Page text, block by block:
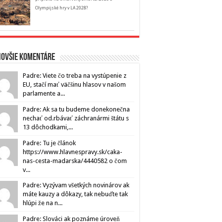
Olympijské hry v LA 2028?
komentáre
Padre: Viete čo treba na vystúpenie z
EU, stačí mať väčšinu hlasov v našom
parlamente a...
Padre: Ak sa tu budeme donekonečna
nechať od.rbávať záchranármi štátu s
13 dôchodkami,...
Padre: Tu je článok
https://www.hlavnespravy.sk/caka-
nas-cesta-madarska/4440582 o čom
v...
Padre: Vyzývam všetkých novinárov ak
máte kauzy a dôkazy, tak nebuďte tak
hlúpi že na n...
Padre: Slováci ak poznáme úroveň